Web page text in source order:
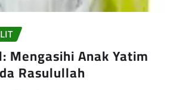
Mengasihi Anak Yatim
Rasulullah